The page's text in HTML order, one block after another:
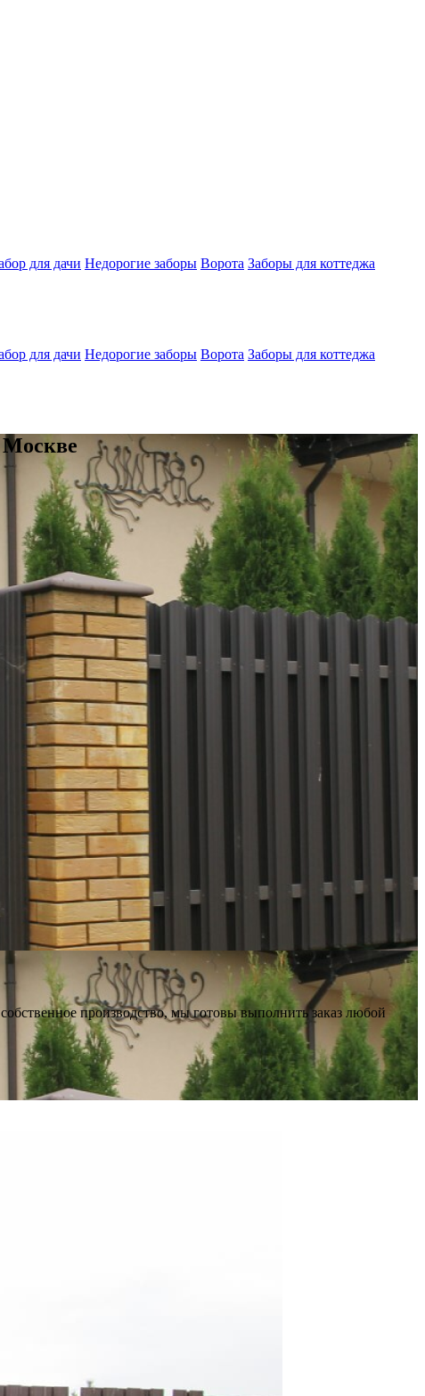
для дачи Недорогие заборы Ворота Заборы для коттеджа
для дачи Недорогие заборы Ворота Заборы для коттеджа
Москве
производство, мы готовы выполнить заказ любой